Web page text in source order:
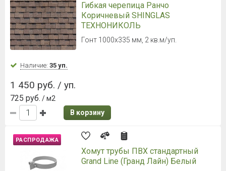
Гибкая черепица Ранчо
Коричневый SHINGLAS
ТЕХНОНИКОЛЬ
Гонт 1000х335 мм, 2 кв.м/уп.
Наличие: 35 уп.
1 450 руб. / уп.
725 руб. / м2
В корзину
РАСПРОДАЖА
Хомут трубы ПВХ стандартный
Grand Line (Гранд Лайн) Белый